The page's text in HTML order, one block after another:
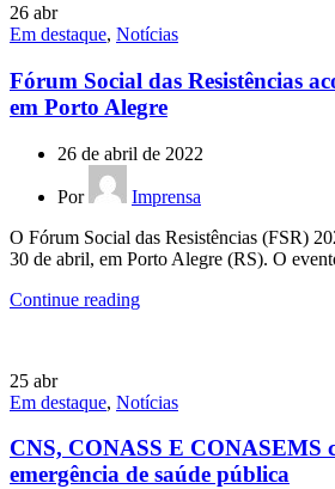
26 abr
Em destaque, Notícias
Fórum Social das Resistências
em Porto Alegre
26 de abril de 2022
Por
Imprensa
O Fórum Social das Resistências (FSR)
30 de abril, em Porto Alegre (RS). O
Continue reading
25 abr
Em destaque, Notícias
CNS, CONASS E CONASEMS
emergência de saúde pública